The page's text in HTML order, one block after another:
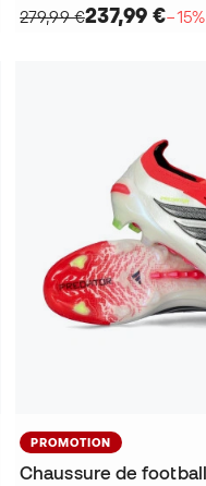
279,99 €237,99 €−15%
PROMOTION